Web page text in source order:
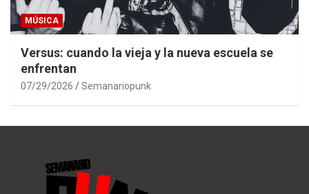
MÚSICA
Versus: cuando la vieja y la nueva escuela se
enfrentan
07/29/2026 Semanariopunk